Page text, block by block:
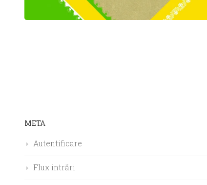
META
Autentificare
Flux intrări